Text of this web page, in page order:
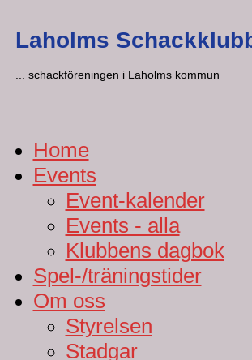
Laholms
... schackföreningen i Laholms kommun
Home
Events
Event-kalender
Events - alla
Klubbens dagbok
Spel-/träningstider
Om oss
Styrelsen
Stadgar